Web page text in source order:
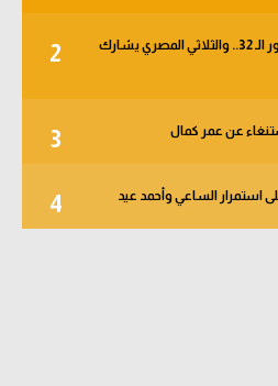
2
خبر في الجول - الأهلي يبدأ من دور الـ 32.. والثلاثي المصري يشارك
3 عن عمر كمال
4 استمرار الساعي وأحمد عيد